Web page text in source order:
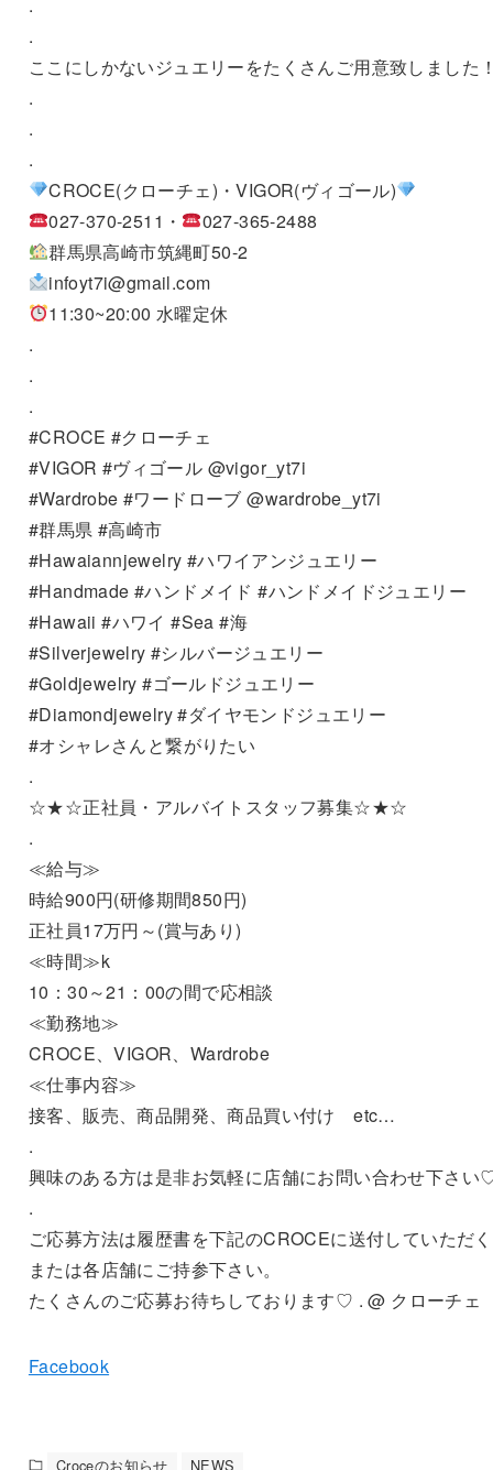
.
ここにしかないジュエリーをたくさんご用意致しました
.
.
.
CROCE(クローチェ)・VIGOR(ヴィゴール)
027-370-2511・
027-365-2488
群馬県高崎市筑縄町50-2
infoyt7i@gmail.com
11:30~20:00 水曜定休
.
.
.
#CROCE #クローチェ
#VIGOR #ヴィゴール @vigor_yt7i
#Wardrobe #ワードローブ @wardrobe_yt7i
#群馬県 #高崎市
#Hawaiannjewelry #ハワイアンジュエリー
#Handmade #ハンドメイド #ハンドメイドジュエリー
#Hawaii #ハワイ #Sea #海
#Silverjewelry #シルバージュエリー
#Goldjewelry #ゴールドジュエリー
#Diamondjewelry #ダイヤモンドジュエリー
#オシャレさんと繋がりたい
.
☆★☆正社員・アルバイトスタッフ募集☆★☆
.
≪給与≫
時給900円(研修期間850円)
正社員17万円～(賞与あり)
≪時間≫k
10：30～21：00の間で応相談
≪勤務地≫
CROCE、VIGOR、Wardrobe
≪仕事内容≫
接客、販売、商品開発、商品買い付け etc…
.
興味のある方は是非お気軽に店舗にお問い合わせ下さい
.
ご応募方法は履歴書を下記のCROCEに送付していただ
または各店舗にご持参下さい。
たくさんのご応募お待ちしております♡ . @ クローチェ
Facebook
Croceのお知らせ NEWS